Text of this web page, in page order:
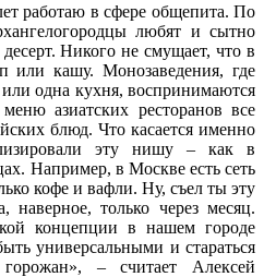
работаю в сфере общепита. По
любят и сытно
Никого не смущает, что в
или кашу. Монозаведения, где
одна кухня, воспринимаются
азиатских ресторанов все
блюд. Что касается именно
эту нишу – как в
Например, в Москве есть сеть
кофе и вафли. Ну, съел ты эту
только через месяц.
концепции в нашем городе
универсальными и стараться
горожан», – считает Алексей